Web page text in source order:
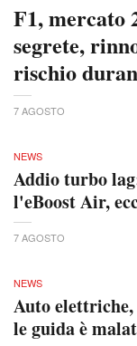
F1, mercato
segrete,
rischio
7 AGOSTO
NEWS
Addio turbo
l'eBoost Air,
7 AGOSTO
NEWS
Auto
le guida è